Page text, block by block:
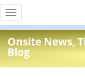
Toggle
navigation
Onsite News,
Blog